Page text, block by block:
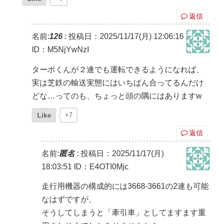
返信
名前:126 : 投稿日：2025/11/17(月) 12:06:16
ID：M5NjYwNzI
ターボくんが２連でも運転できるようになれば、
実は芝鉄の輸送実態にはいちばん合ってるんだけ
どな…ってのも、ちょっと頭の隅にはありますw
Like +7
返信
名前:匿名: 投稿日：2025/11/17(月)
18:03:51
ID：E4OTI0Mjc
走行用機器の構成的には3668-3661の2連も可能
なはずですが、
そうしてしまうと「牽引車」としてますます重